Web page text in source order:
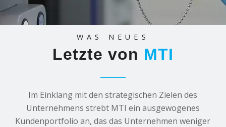
WAS NEUES
Letzte von MTI
Im Einklang mit den strategischen Zielen des
Unternehmens strebt MTI ein ausgewogenes
Kundenportfolio an, das das Unternehmen weniger